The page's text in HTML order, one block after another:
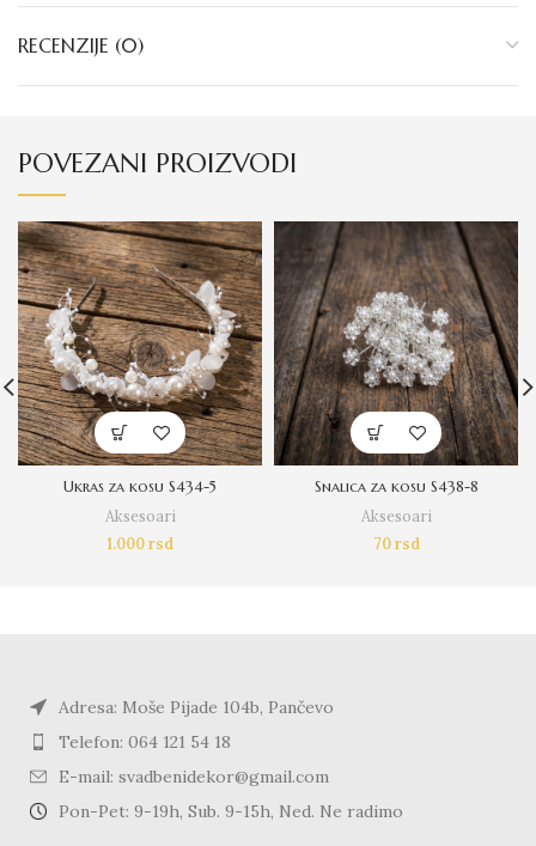
RECENZIJE (0)
POVEZANI PROIZVODI
Ukras za kosu S434-5
Aksesoari
1.000rsd
Snalica za kosu S438-8
Aksesoari
70rsd
Adresa: Moše Pijade 104b, Pančevo
Telefon: 064 121 54 18
E-mail: svadbenidekor@gmail.com
Pon-Pet: 9-19h, Sub. 9-15h, Ned. Ne radimo